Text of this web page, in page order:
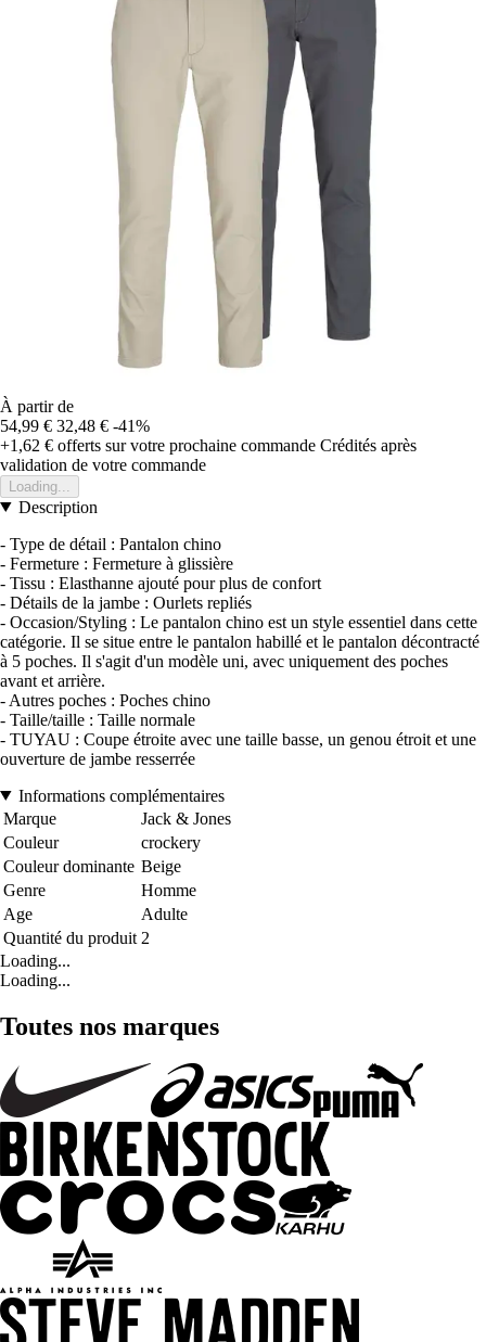
À partir de
54,99 € 32,48 € -41%
+1,62 € offerts sur votre prochaine commande Crédités après
validation de votre commande
Loading...
Description
- Type de détail : Pantalon chino
- Fermeture : Fermeture à glissière
- Tissu : Elasthanne ajouté pour plus de confort
- Détails de la jambe : Ourlets repliés
- Occasion/Styling : Le pantalon chino est un style essentiel dans cette
catégorie. Il se situe entre le pantalon habillé et le pantalon décontracté
à 5 poches. Il s'agit d'un modèle uni, avec uniquement des poches
avant et arrière.
- Autres poches : Poches chino
- Taille/taille : Taille normale
- TUYAU : Coupe étroite avec une taille basse, un genou étroit et une
ouverture de jambe resserrée
Informations complémentaires
Marque
Jack & Jones
Couleur
crockery
Couleur dominante Beige
Genre
Homme
Age
Adulte
Quantité du produit 2
Loading...
Loading...
Toutes nos marques